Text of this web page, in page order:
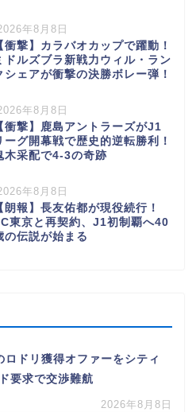
年8月8日
衝撃】カラバオカップで躍動！
ドルズブラ新戦力ウィル・ラン
シェアが衝撃の決勝ボレー弾！
年8月8日
衝撃】鹿島アントラーズがJ1
ーグ開幕戦で歴史的逆転勝利！
木采配で4-3の奇跡
年8月8日
朗報】長友佑都が現役続行！
東京と再契約、J1初制覇へ40
の伝説が始まる
ロドリ獲得オファーをシティ
要求で交渉難航
2026年8月8日